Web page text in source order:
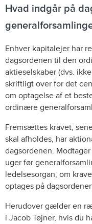
Hvad indgår på
Enhver kapitalejer har
dagsordenen til den
aktieselskaber (dvs.
skriftligt over for det
om optagelse af et
ordinære
Fremsættes kravet,
skal afholdes, har
dagsordenen.
uger før
ledelsesorgan, om
optages på
Herudover gælder en
i Jacob Tøjner, hvis du